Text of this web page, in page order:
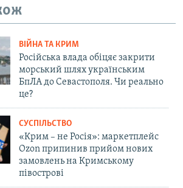
ВІЙНА ТА КРИМ
Російська влада обіцяє закрити
морський шлях українським
БпЛА до Севастополя. Чи реально
це?
СУСПІЛЬСТВО
«Крим – не Росія»: маркетплейс
Ozon припинив прийом нових
замовлень на Кримському
півострові